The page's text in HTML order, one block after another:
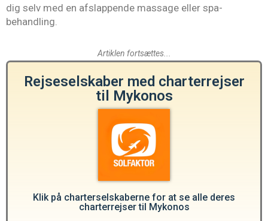
dig selv med en afslappende massage eller spa-
behandling.
Artiklen fortsættes...
Rejseselskaber med charterrejser
til Mykonos
Klik på charterselskaberne for at se alle deres
charterrejser til Mykonos